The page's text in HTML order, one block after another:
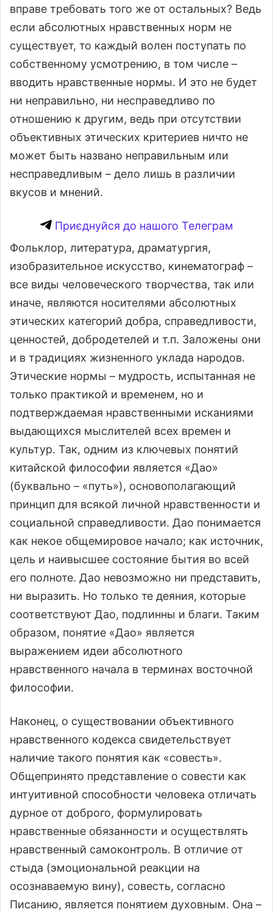
вправе требовать того же от остальных? Ведь
если абсолютных нравственных норм не
существует, то каждый волен поступать по
собственному усмотрению, в том числе –
вводить нравственные нормы. И это не будет
ни неправильно, ни несправедливо по
отношению к другим, ведь при отсутствии
объективных этических критериев ничто не
может быть названо неправильным или
несправедливым – дело лишь в различии
вкусов и мнений.
Приєднуйся до нашого Телеграм
Фольклор, литература, драматургия,
изобразительное искусство, кинематограф –
все виды человеческого творчества, так или
иначе, являются носителями абсолютных
этических категорий добра, справедливости,
ценностей, добродетелей и т.п. Заложены они
и в традициях жизненного уклада народов.
Этические нормы – мудрость, испытанная не
только практикой и временем, но и
подтверждаемая нравственными исканиями
выдающихся мыслителей всех времен и
культур. Так, одним из ключевых понятий
китайской философии является «Дао»
(буквально – «путь»), основополагающий
принцип для всякой личной нравственности и
социальной справедливости. Дао понимается
как некое общемировое начало; как источник,
цель и наивысшее состояние бытия во всей
его полноте. Дао невозможно ни представить,
ни выразить. Но только те деяния, которые
соответствуют Дао, подлинны и благи. Таким
образом, понятие «Дао» является
выражением идеи абсолютного
нравственного начала в терминах восточной
философии.
Наконец, о существовании объективного
нравственного кодекса свидетельствует
наличие такого понятия как «совесть».
Общепринято представление о совести как
интуитивной способности человека отличать
дурное от доброго, формулировать
нравственные обязанности и осуществлять
нравственный самоконтроль. В отличие от
стыда (эмоциональной реакции на
осознаваемую вину), совесть, согласно
Писанию, является понятием духовным. Она –